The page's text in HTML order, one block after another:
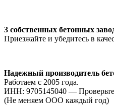
3 собственных бетонных
Приезжайте и убедитесь в
Надежный производитель
Работаем с 2005 года.
ИНН: 9705145040 —
(Не меняем ООО каждый год)